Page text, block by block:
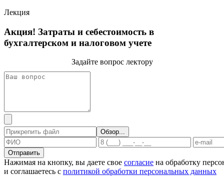
Лекция
Акция! Затраты и себестоимость в
бухгалтерском и налоговом учете
Задайте вопрос лектору
Отправить
Нажимая на кнопку, вы даете свое согласие на обработку
и соглашаетесь с политикой обработки персональных данных